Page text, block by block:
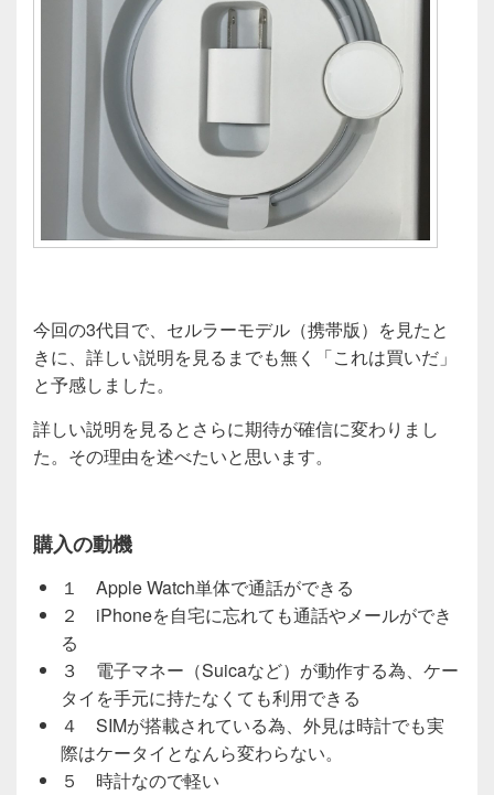
今回の3代目で、セルラーモデル（携帯版）を見たと
きに、詳しい説明を見るまでも無く「これは買いだ」
と予感しました。
詳しい説明を見るとさらに期待が確信に変わりまし
た。その理由を述べたいと思います。
購入の動機
１ Apple Watch単体で通話ができる
２ iPhoneを自宅に忘れても通話やメールができ
る
３ 電子マネー（Suicaなど）が動作する為、ケー
タイを手元に持たなくても利用できる
４ SIMが搭載されている為、外見は時計でも実
際はケータイとなんら変わらない。
５ 時計なので軽い